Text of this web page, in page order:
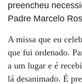
preencheu
Padre Marcelo
A missa que eu
que fui ordenado.
a um lugar e é
lá desanimado. É